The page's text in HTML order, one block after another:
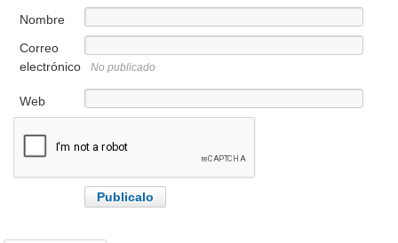
Nombre
Correo
electrónico
No publicado
Web